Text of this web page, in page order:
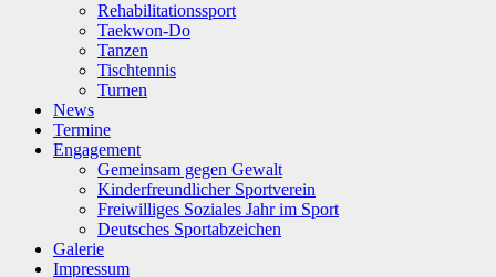
Rehabilitationssport
Taekwon-Do
Tanzen
Tischtennis
Turnen
News
Termine
Engagement
Gemeinsam gegen Gewalt
Kinderfreundlicher Sportverein
Freiwilliges Soziales Jahr im Sport
Deutsches Sportabzeichen
Galerie
Impressum